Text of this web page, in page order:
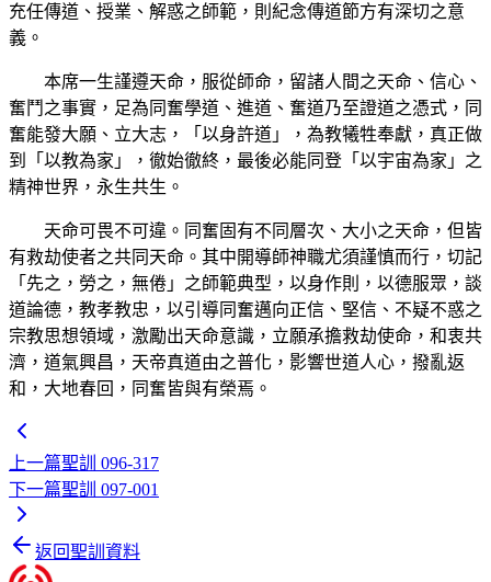
充任傳道、授業、解惑之師範，則紀念傳道節方有深切之意
義。
本席一生謹遵天命，服從師命，留諸人間之天命、信心、
奮鬥之事實，足為同奮學道、進道、奮道乃至證道之憑式，同
奮能發大願、立大志，「以身許道」，為教犧牲奉獻，真正做
到「以教為家」，徹始徹終，最後必能同登「以宇宙為家」之
精神世界，永生共生。
天命可畏不可違。同奮固有不同層次、大小之天命，但皆
有救劫使者之共同天命。其中開導師神職尤須謹慎而行，切記
「先之，勞之，無倦」之師範典型，以身作則，以德服眾，談
道論德，教孝教忠，以引導同奮邁向正信、堅信、不疑不惑之
宗教思想領域，激勵出天命意識，立願承擔救劫使命，和衷共
濟，道氣興昌，天帝真道由之普化，影響世道人心，撥亂返
和，大地春回，同奮皆與有榮焉。
上一篇聖訓 096-317
下一篇聖訓 097-001
返回聖訓資料